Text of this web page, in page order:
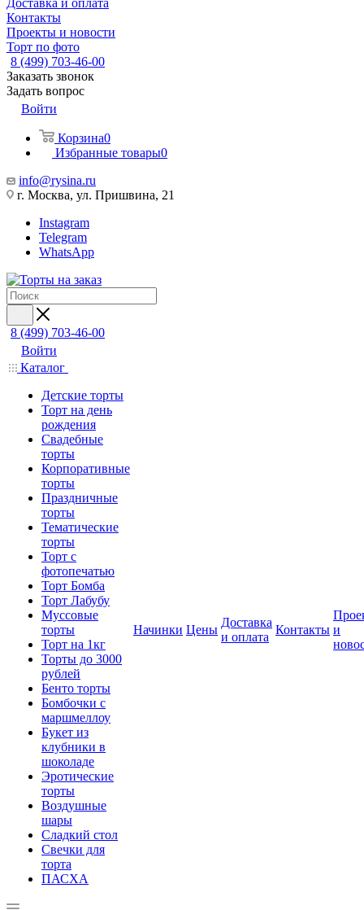
Доставка и оплата
Контакты
Проекты и новости
Торт по фото
8 (499) 703-46-00
Заказать звонок
Задать вопрос
Войти
Корзина0
Избранные товары0
info@rysina.ru
г. Москва, ул. Пришвина, 21
Instagram
Telegram
WhatsApp
8 (499) 703-46-00
Войти
Каталог
Детские торты
Торт на день
рождения
Свадебные
торты
Корпоративные
торты
Праздничные
торты
Тематические
торты
Торт с
фотопечатью
Торт Бомба
Торт Лабубу
Муссовые
торты
Торт на 1кг
Торты до 3000
рублей
Бенто торты
Бомбочки с
маршмеллоу
Букет из
клубники в
шоколаде
Эротические
торты
Воздушные
шары
Сладкий стол
Свечки для
торта
ПАСХА
Начинки Цены
Доставка
и оплата
Контакты и